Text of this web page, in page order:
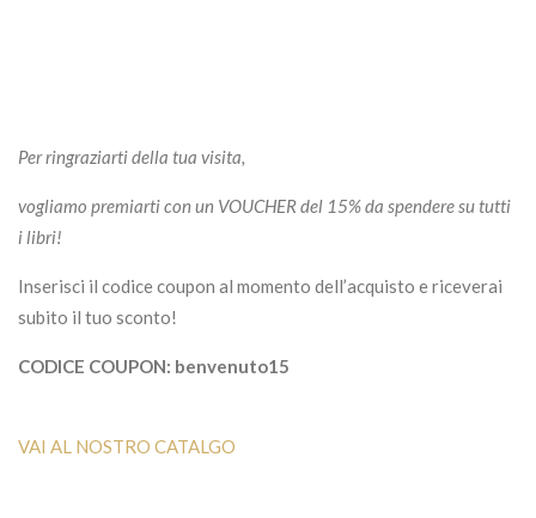
Per ringraziarti della tua visita,
vogliamo premiarti con un VOUCHER del 15% da spendere su tutti
i libri!
Inserisci il codice coupon al momento dell’acquisto e riceverai
subito il tuo sconto!
CODICE COUPON: benvenuto15
VAI AL NOSTRO CATALGO